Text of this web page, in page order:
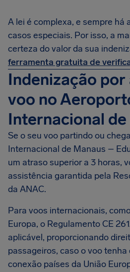
A lei é complexa, e sempre há
casos especiais. Por isso, a
certeza do valor da sua
ferramenta gratuita de
Indenização
voo no
Internacional
Se o seu voo partindo ou
Internacional de Manaus –
um atraso superior a 3 horas,
assistência garantida pela
da ANAC.
Para voos internacionais,
Europa, o Regulamento CE
aplicável, proporcionando
passageiros, caso o voo
conexão países da União